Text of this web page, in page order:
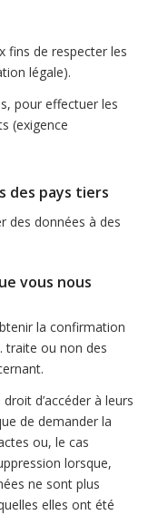
fins de respecter les
légale).
pour effectuer les
(exigence
des pays tiers
des données à des
vous nous
la confirmation
traite ou non des
d’accéder à leurs
de demander la
ou, le cas
lorsque,
ne sont plus
elles ont été